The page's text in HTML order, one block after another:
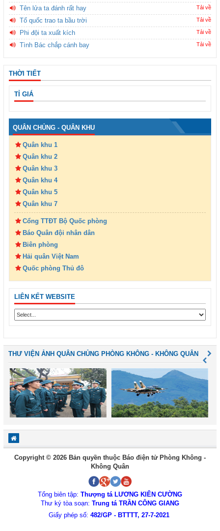
Tên lửa ta đánh rất hay Tải về
Tổ quốc trao ta bầu trời Tải về
Phi đội ta xuất kích Tải về
Tình Bác chắp cánh bay Tải về
THỜI TIẾT
TỈ GIÁ
QUÂN CHỦNG - QUÂN KHU
Quân khu 1
Quân khu 2
Quân khu 3
Quân khu 4
Quân khu 5
Quân khu 7
Cổng TTĐT Bộ Quốc phòng
Báo Quân đội nhân dân
Biên phòng
Hải quân Việt Nam
Quốc phòng Thủ đô
LIÊN KẾT WEBSITE
THƯ VIỆN ẢNH QUÂN CHỦNG PHÒNG KHÔNG - KHÔNG QUÂN
Copyright © 2026 Bản quyền thuộc Báo điện tử Phòng Không -
Không Quân
Tổng biên tập: Thượng tá LƯƠNG KIÊN CƯỜNG
Thư ký tòa soạn: Trung tá TRẦN CÔNG GIANG
Giấy phép số: 482/GP - BTTTT, 27-7-2021